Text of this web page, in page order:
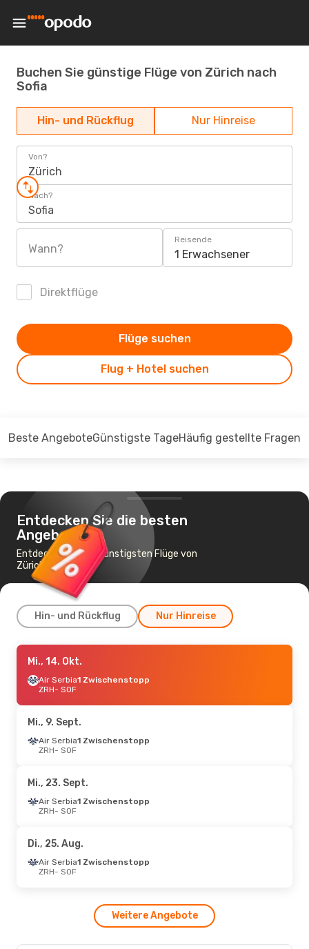
Buchen Sie günstige Flüge von Zürich nach
Sofia
Hin- und Rückflug Nur Hinreise
Von?
Zürich
Nach?
Sofia
Wann?
Reisende
1 Erwachsener
Direktflüge
Flug + Hotel suchen
Flüge suchen
Beste AngeboteGünstigste TageHäufig gestellte Fragen
Entdecken Sie die besten
Angebote
Entdecken Sie die günstigsten Flüge von
Zürich nach Sofia
Hin- und Rückflug Nur Hinreise
Di., 27. Okt.
Air Serbia1 Zwischenstopp
ZRH- SOF
SOF- ZRH
Di., 15. Sept.- Do., 17. Sept.
Air Serbia1 Zwischenstopp
SOF- ZRH
Pegasus Airlines
ZRH- SOF
Lot Polish Airlines
1 Zwischenstopp
- Mo., 19. Okt.
1 Zwischenstopp
Mi., 14. Okt.
Air Serbia1 Zwischenstopp
ZRH- SOF
Mi., 9. Sept.
Air Serbia1 Zwischenstopp
ZRH- SOF
Mi., 23. Sept.
Air Serbia1 Zwischenstopp
ZRH- SOF
Di., 25. Aug.
Air Serbia1 Zwischenstopp
ZRH- SOF
Weitere Angebote